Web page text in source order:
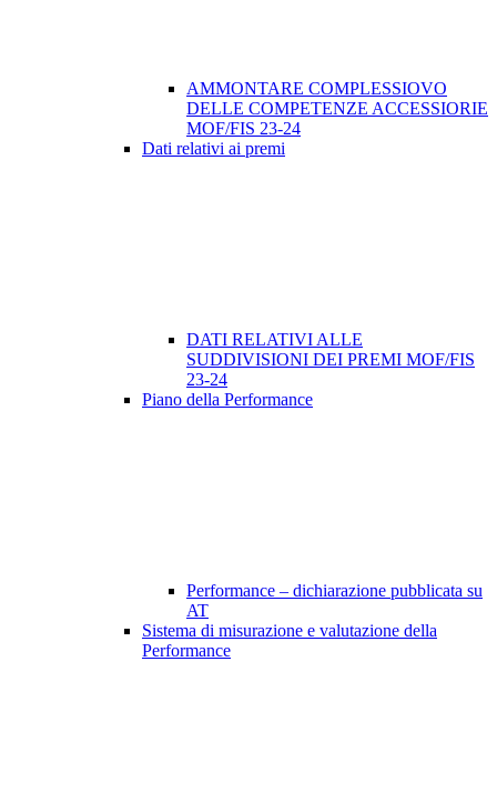
AMMONTARE COMPLESSIOVO
DELLE COMPETENZE ACCESSIORIE
MOF/FIS 23-24
Dati relativi ai premi
DATI RELATIVI ALLE
SUDDIVISIONI DEI PREMI MOF/FIS
23-24
Piano della Performance
Performance – dichiarazione pubblicata su
AT
Sistema di misurazione e valutazione della
Performance